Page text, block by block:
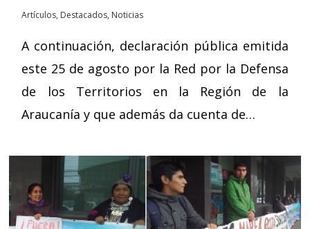
Artículos, Destacados, Noticias
A continuación, declaración pública emitida
este 25 de agosto por la Red por la Defensa
de los Territorios en la Región de la
Araucanía y que además da cuenta de…